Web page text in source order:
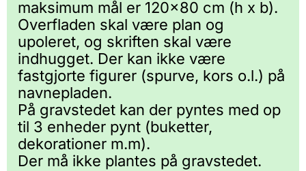
maksimum mål er 120x80 cm (h x b).
Overfladen skal være plan og
upoleret, og skriften skal være
indhugget. Der kan ikke være
fastgjorte figurer (spurve, kors o.l.) på
navnepladen.
På gravstedet kan der pyntes med op
til 3 enheder pynt (buketter,
dekorationer m.m).
Der må ikke plantes på gravstedet.